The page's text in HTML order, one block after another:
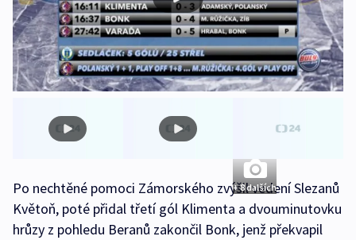
+ 8 dalších
Po nechtěné pomoci Zámorského zvýšil vedení Slezanů
Květoň, poté přidal třetí gól Klimenta a dvouminutovku
hrůzy z pohledu Beranů zakončil Bonk, jenž překvapil